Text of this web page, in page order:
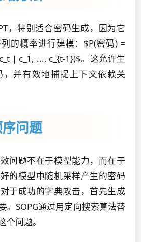
，特别适合密码生成，因为它
的概率进行建模：$P(密码) =
| c_1, ..., c_{t-1})$。这允许生
，并有效地捕捉上下文依赖关
问题
问题不在于模型能力，而在于
的模型中随机采样产生的密码
于成功的字典攻击，首先生成
。SOPG通过用定向搜索算法替
个问题。